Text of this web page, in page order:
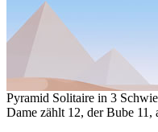
Pyramid Solitaire in 3
Dame zählt 12, der Bube 11,